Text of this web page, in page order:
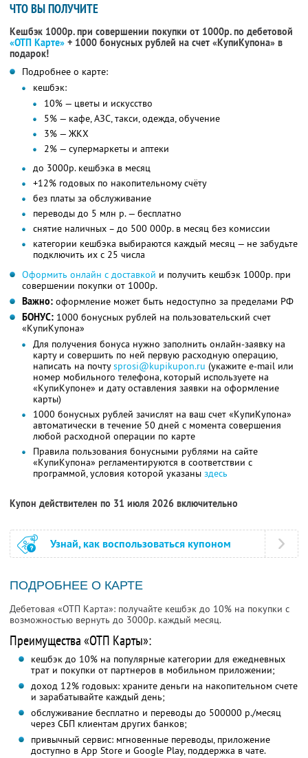
ЧТО ВЫ ПОЛУЧИТЕ
Кешбэк 1000р. при совершении покупки от 1000р. по дебетовой
«ОТП Карте» + 1000 бонусных рублей на счет «КупиКупона» в
подарок!
Подробнее о карте:
кешбэк:
10% — цветы и искусство
5% — кафе, АЗС, такси, одежда, обучение
3% — ЖКХ
2% — супермаркеты и аптеки
до 3000р. кешбэка в месяц
+12% годовых по накопительному счёту
без платы за обслуживание
переводы до 5 млн р. — бесплатно
снятие наличных – до 500 000р. в месяц без комиссии
категории кешбэка выбираются каждый месяц — не забудьте
подключить их с 25 числа
Оформить онлайн с доставкой и получить кешбэк 1000р. при
совершении покупки от 1000р.
Важно: оформление может быть недоступно за пределами РФ
БОНУС: 1000 бонусных рублей на пользовательский счет
«КупиКупона»
Для получения бонуса нужно заполнить онлайн-заявку на
карту и совершить по ней первую расходную операцию,
написать на почтуsprosi@kupikupon.ru (укажите e-mail или
номер мобильного телефона, который используете на
«КупиКупоне» и дату оставления заявки на оформление
карты)
1000 бонусных рублей зачислят на ваш счет «КупиКупона»
автоматически в течение 50 дней с момента совершения
любой расходной операции по карте
Правила пользования бонусными рублями на сайте
«КупиКупона» регламентируются в соответствии с
программой, условия которой указаны здесь
Купон действителен по 31 июля 2026 включительно
Узнай, как воспользоваться купоном
ПОДРОБНЕЕ О КАРТЕ
Дебетовая «ОТП Карта»: получайте кешбэк до 10% на покупки с
возможностью вернуть до 3000р. каждый месяц.
Преимущества «ОТП Карты»:
кешбэк до 10% на популярные категории для ежедневных
трат и покупки от партнеров в мобильном приложении;
доход 12% годовых: храните деньги на накопительном счете
и зарабатывайте каждый день;
обслуживание бесплатно и переводы до 500000 р./месяц
через СБП клиентам других банков;
привычный сервис: мгновенные переводы, приложение
доступно в App Store и Google Play, поддержка в чате.